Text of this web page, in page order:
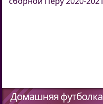
Домашняя футболка